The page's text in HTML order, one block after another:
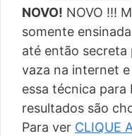
NOVO! NOVO !!!
somente
até então secreta
vaza na internet
essa técnica para
resultados são
Para ver CLIQUE